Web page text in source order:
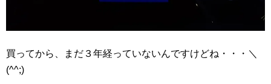
買ってから、まだ３年経っていないんですけどね・・・＼
(^^;)ゞ